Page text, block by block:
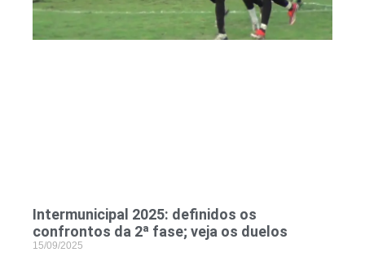
Intermunicipal 2025: definidos os
confrontos da 2ª fase; veja os duelos
15/09/2025